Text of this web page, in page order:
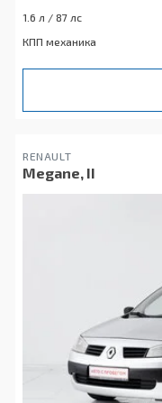
1.6 л / 87 лс
КПП механика
RENAULT
Megane, II